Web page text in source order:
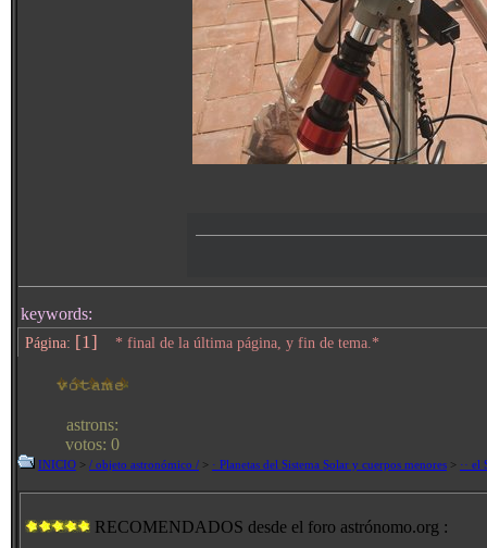
keywords:
Página: [1] * final de la última página, y fin de tema.*
astrons:
votos: 0
INICIO > / objeto astronómico / > · Planetas del Sistema Solar y cuerpos menores > ·· el
RECOMENDADOS desde el foro astrónomo.org :